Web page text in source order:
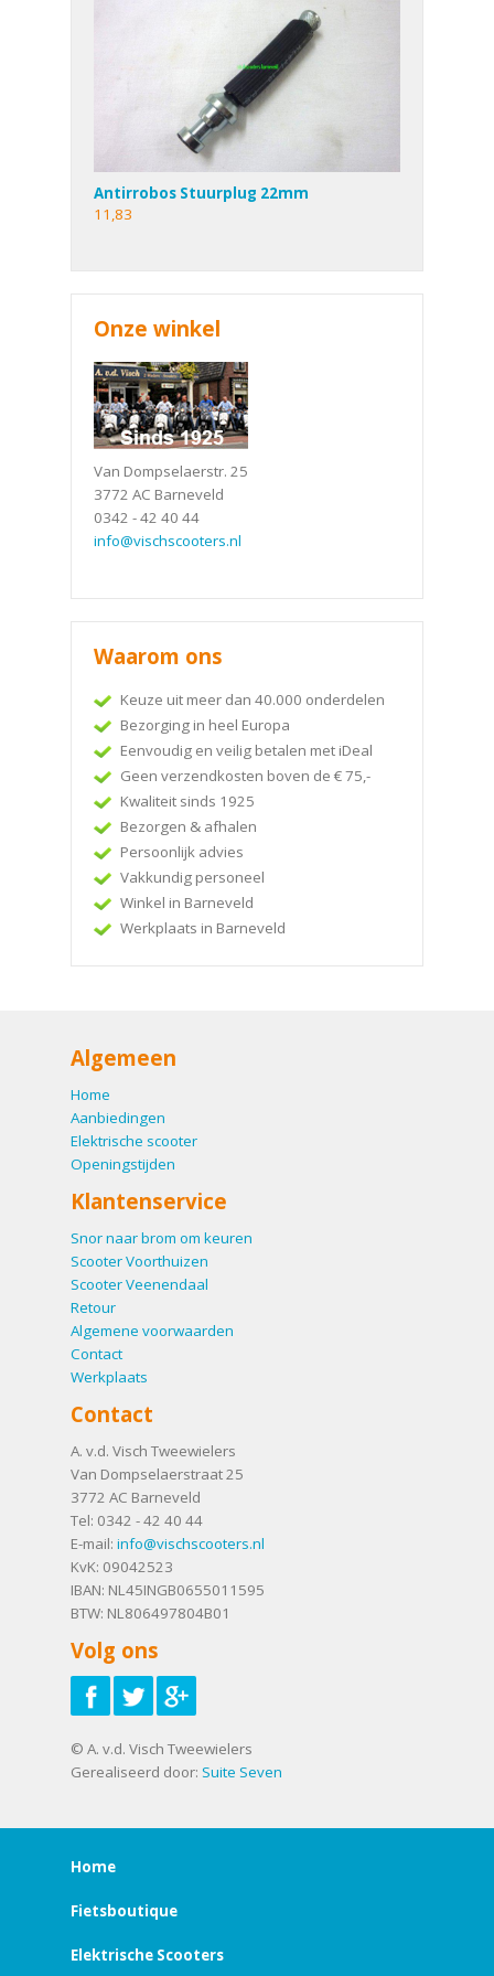
Antirrobos Stuurplug 22mm
11,83
Onze winkel
Van Dompselaerstr. 25
3772 AC Barneveld
0342 - 42 40 44
info@vischscooters.nl
Waarom ons
Keuze uit meer dan 40.000 onderdelen
Bezorging in heel Europa
Eenvoudig en veilig betalen met iDeal
Geen verzendkosten boven de € 75,-
Kwaliteit sinds 1925
Bezorgen & afhalen
Persoonlijk advies
Vakkundig personeel
Winkel in Barneveld
Werkplaats in Barneveld
Algemeen
Home
Aanbiedingen
Elektrische scooter
Openingstijden
Klantenservice
Snor naar brom om keuren
Scooter Voorthuizen
Scooter Veenendaal
Retour
Algemene voorwaarden
Contact
Werkplaats
Contact
A. v.d. Visch Tweewielers
Van Dompselaerstraat 25
3772 AC Barneveld
Tel: 0342 - 42 40 44
E-mail: info@vischscooters.nl
KvK: 09042523
IBAN: NL45INGB0655011595
BTW: NL806497804B01
Volg ons
© A. v.d. Visch Tweewielers
Gerealiseerd door: Suite Seven
Home
Fietsboutique
Elektrische Scooters